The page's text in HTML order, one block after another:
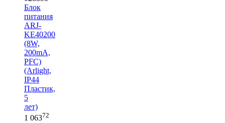
Блок
питания
ARJ-
KE40200
(8W,
200mA,
PFC)
(Arlight,
IP44
Пластик,
5
лет)
1 06372